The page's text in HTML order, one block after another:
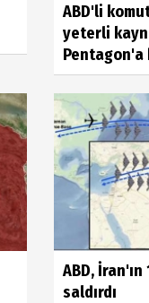
ABD'li
yeterli
ABD,
saldırdı